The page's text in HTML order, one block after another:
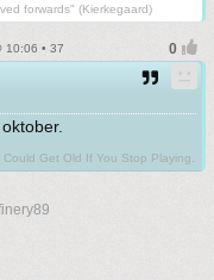
forwards" (Kierkegaard)
10:06 • 37
Get Old If You Stop Playing.